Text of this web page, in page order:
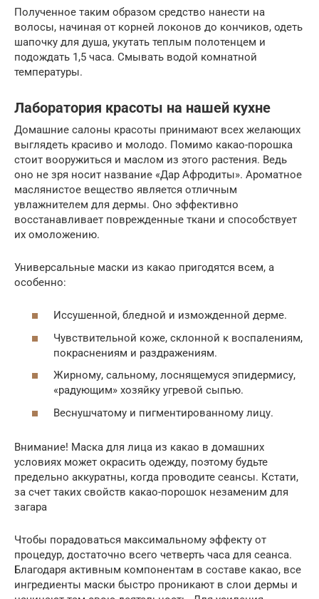
Полученное таким образом средство нанести на
волосы, начиная от корней локонов до кончиков, одеть
шапочку для душа, укутать теплым полотенцем и
подождать 1,5 часа. Смывать водой комнатной
температуры.
Лаборатория красоты на нашей кухне
Домашние салоны красоты принимают всех желающих
выглядеть красиво и молодо. Помимо какао-порошка
стоит вооружиться и маслом из этого растения. Ведь
оно не зря носит название «Дар Афродиты». Ароматное
маслянистое вещество является отличным
увлажнителем для дермы. Оно эффективно
восстанавливает поврежденные ткани и способствует
их омоложению.
Универсальные маски из какао пригодятся всем, а
особенно:
Иссушенной, бледной и изможденной дерме.
Чувствительной коже, склонной к воспалениям,
покраснениям и раздражениям.
Жирному, сальному, лоснящемуся эпидермису,
«радующим» хозяйку угревой сыпью.
Веснушчатому и пигментированному лицу.
Внимание! Маска для лица из какао в домашних
условиях может окрасить одежду, поэтому будьте
предельно аккуратны, когда проводите сеансы. Кстати,
за счет таких свойств какао-порошок незаменим для
загара
Чтобы порадоваться максимальному эффекту от
процедур, достаточно всего четверть часа для сеанса.
Благодаря активным компонентам в составе какао, все
ингредиенты маски быстро проникают в слои дермы и